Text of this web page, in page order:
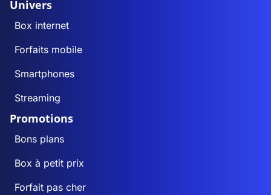
Univers
Box internet
Forfaits mobile
Smartphones
Streaming
Promotions
Bons plans
Box à petit prix
Forfait pas cher